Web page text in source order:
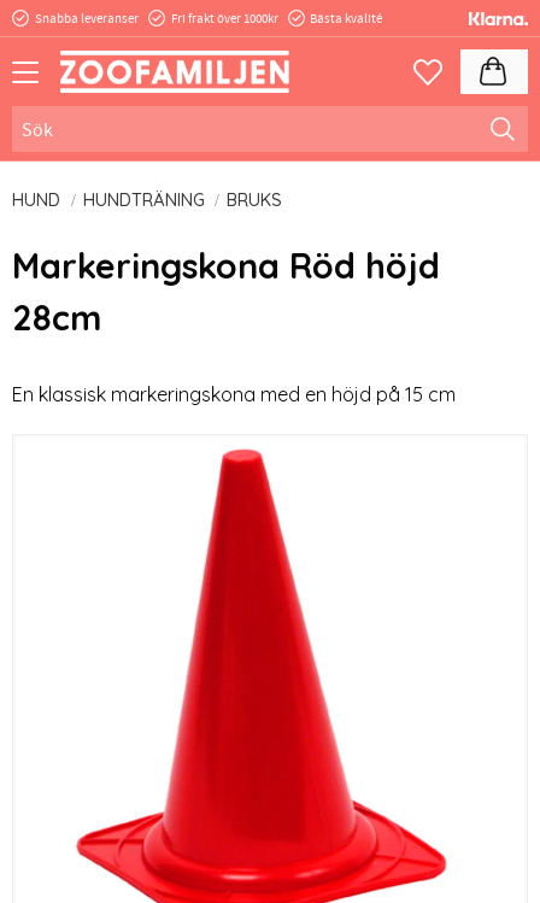
Snabba leveranser Fri frakt över 1000kr Bästa kvalité
Favoriter
HUND HUNDTRÄNING BRUKS
Markeringskona Röd höjd
28cm
En klassisk markeringskona med en höjd på 15 cm